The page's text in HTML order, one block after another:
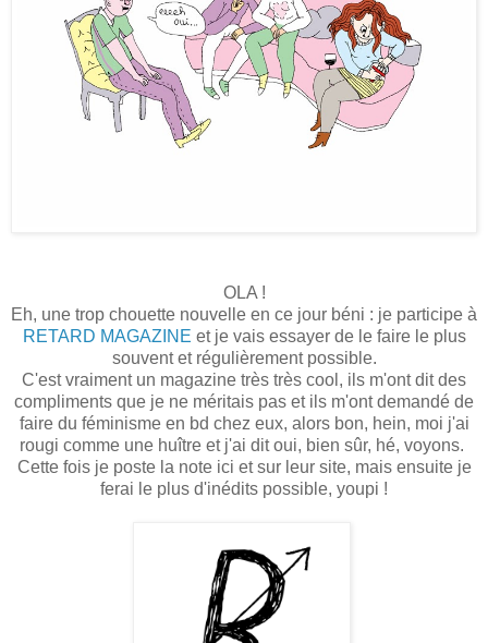
OLA !
Eh, une trop chouette nouvelle en ce jour béni : je participe à
RETARD MAGAZINE et je vais essayer de le faire le plus
souvent et régulièrement possible.
C'est vraiment un magazine très très cool, ils m'ont dit des
compliments que je ne méritais pas et ils m'ont demandé de
faire du féminisme en bd chez eux, alors bon, hein, moi j'ai
rougi comme une huître et j'ai dit oui, bien sûr, hé, voyons.
Cette fois je poste la note ici et sur leur site, mais ensuite je
ferai le plus d'inédits possible, youpi !